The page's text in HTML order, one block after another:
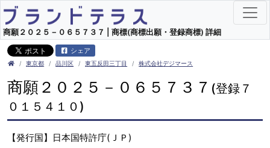
商願２０２５－０６５７３７ | 商標(商標出願・登録商標) 詳細
シェア
東京都 品川区 東五反田三丁目 株式会社デジマース
商願２０２５－０６５７３７ (登録７
０１５４１０)
【発行国】日本国特許庁(ＪＰ)